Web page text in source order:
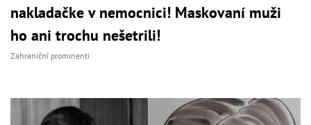
nakladačke v nemocnici! Maskovaní muži
ho ani trochu nešetrili!
Zahraniční prominenti